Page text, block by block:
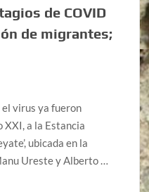
de COVID
de migrantes;
virus ya fueron
XXI, a la Estancia
ubicada en la
Ureste y Alberto …